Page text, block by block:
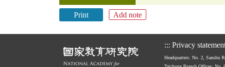
Print Add note
::: Privacy
Headquarters: No. 2, Sanshu